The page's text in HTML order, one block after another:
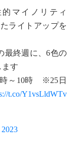
マイノリティ
ライトアップを
最終週に、6色の
ます
時～10時 ※25日
t.co/Y1vsLldWTv
2023